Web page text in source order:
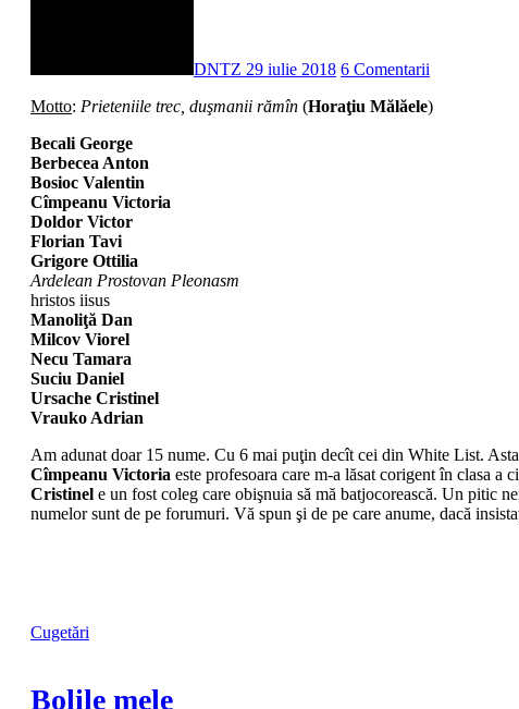
DNTZ 29 iulie 2018 6 Comentarii
Motto: Prieteniile trec, duşmanii rămîn (Horaţiu Mălăele)
Becali George
Berbecea Anton
Bosioc Valentin
Cîmpeanu Victoria
Doldor Victor
Florian Tavi
Grigore Ottilia
Ardelean Prostovan Pleonasm
hristos iisus
Manoliţă Dan
Milcov Viorel
Necu Tamara
Suciu Daniel
Ursache Cristinel
Vrauko Adrian
Am adunat doar 15 nume. Cu 6 mai puţin decît cei din White List.
Cîmpeanu Victoria este profesoara care m-a lăsat corigent în clasa a
Cristinel e un fost coleg care obişnuia să mă batjocorească. Un pitic
numelor sunt de pe forumuri. Vă spun şi de pe care anume, dacă
Cugetări
Bolile mele